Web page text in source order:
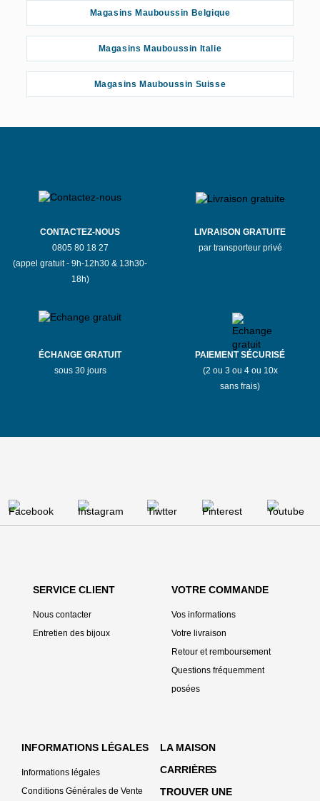
Magasins Mauboussin Belgique
Magasins Mauboussin Italie
Magasins Mauboussin Suisse
CONTACTEZ-NOUS
0805 80 18 27
(appel gratuit - 9h-12h30 & 13h30-
18h)
LIVRAISON GRATUITE
par transporteur privé
ÉCHANGE GRATUIT
sous 30 jours
PAIEMENT SÉCURISÉ
(2 ou 3 ou 4 ou 10x
sans frais)
SERVICE CLIENT
Nous contacter
Entretien des bijoux
VOTRE COMMANDE
Vos informations
Votre livraison
Retour et remboursement
Questions fréquemment
posées
INFORMATIONS LÉGALES
Informations légales
Conditions Générales de Vente
LA MAISON
CARRIÈRES
TROUVER UNE